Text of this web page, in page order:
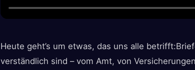
Heute geht’s um etwas, das uns alle
verständlich sind – vom Amt, von